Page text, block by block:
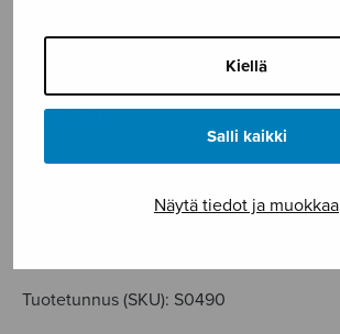
Kiellä
Salli kaikki
Näytä tiedot ja muokkaa
17,00€
Tuotetunnus (SKU): S0490